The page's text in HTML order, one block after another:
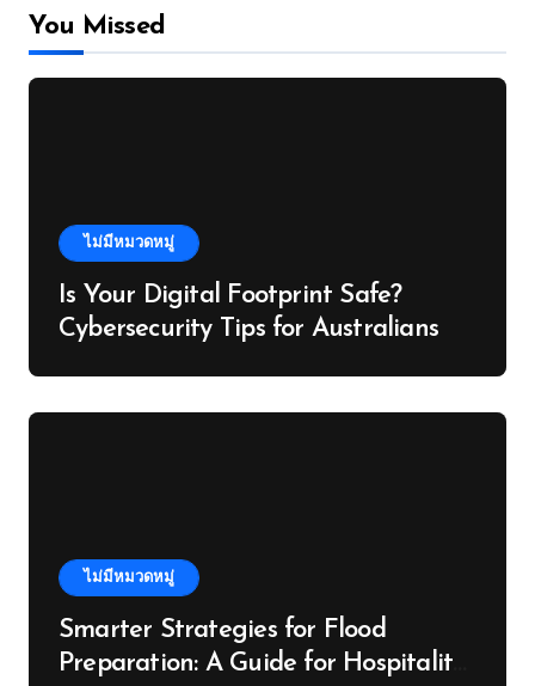
You Missed
ไม่มีหมวดหมู่
Is Your Digital Footprint Safe?
Cybersecurity Tips for Australians
ไม่มีหมวดหมู่
Smarter Strategies for Flood
Preparation: A Guide for Hospitality